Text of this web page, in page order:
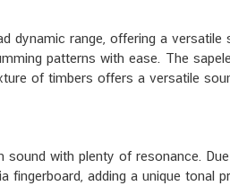
dynamic range, offering a
patterns with ease. The
of timbers offers a versatile
with plenty of resonance.
fingerboard, adding a unique